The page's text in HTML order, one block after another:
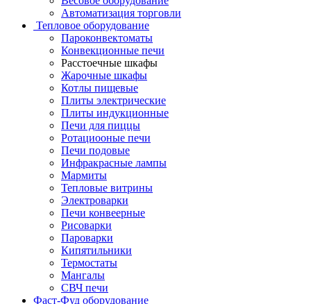
Автоматизация торговли
Тепловое оборудование
Пароконвектоматы
Конвекционные печи
Расстоечные шкафы
Жарочные шкафы
Котлы пищевые
Плиты электрические
Плиты индукционные
Печи для пиццы
Ротациооные печи
Печи подовые
Инфракрасные лампы
Мармиты
Тепловые витрины
Электроварки
Печи конвеерные
Рисоварки
Пароварки
Кипятильники
Термостаты
Мангалы
СВЧ печи
Фаст-Фуд оборудование